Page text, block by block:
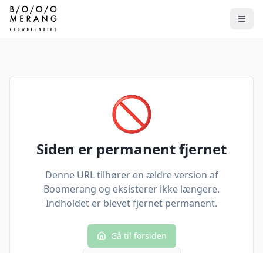
🚫
Siden er permanent fjernet
Denne URL tilhører en ældre version af
Boomerang og eksisterer ikke længere.
Indholdet er blevet fjernet permanent.
Gå til forsiden